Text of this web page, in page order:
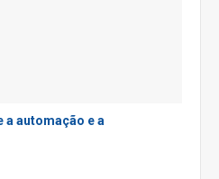
a automação e a